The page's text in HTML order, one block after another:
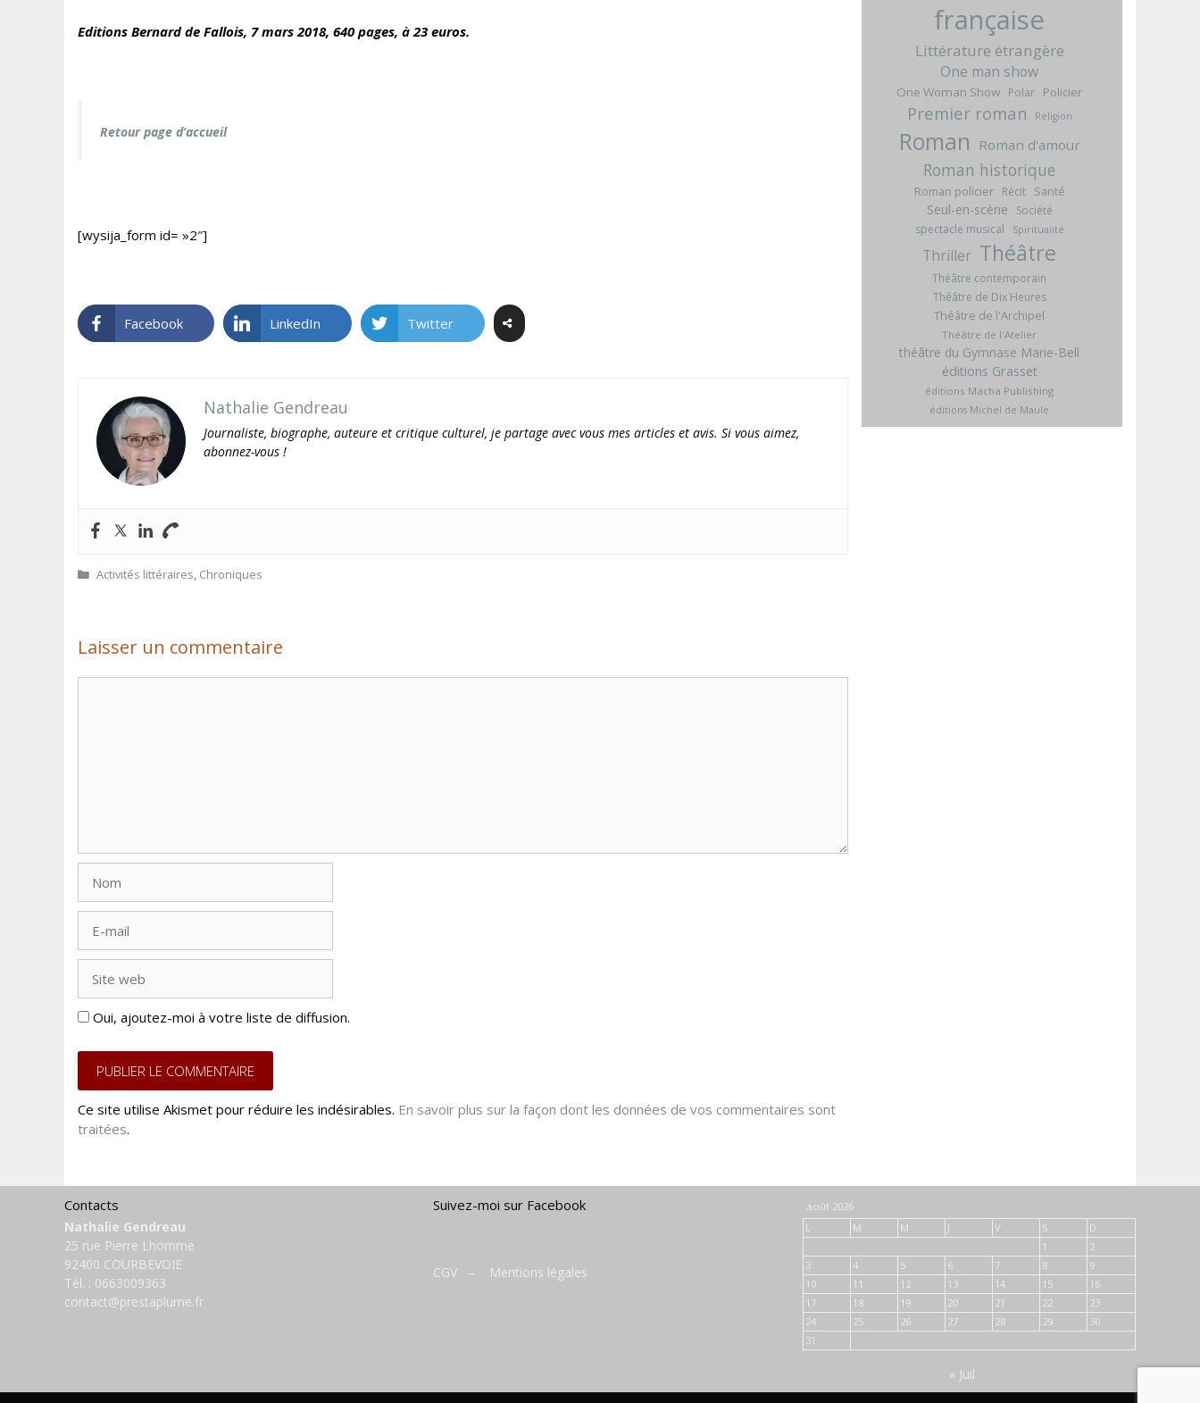
Editions Bernard de Fallois, 7 mars2018, 640 pages, à 23 euros.
Retour page d’accueil
[wysija_form id= »2″]
Facebook LinkedIn Twitter
Nathalie Gendreau
Journaliste, biographe, auteure et critique culturel, je partage avec vous mes articles et avis. Si vous aimez,
abonnez-vous !
Catégories
Activités littéraires, Chroniques
Laisser un commentaire
mail
web
Oui, ajoutez-moi à votre liste de diffusion.
Ce site utilise Akismet pour réduire les indésirables. En savoir plus sur la façon dont les données de vos commentaires sont
traitées.
française
Littérature étrangère
One man show
One Woman Show Polar Policier
Premier roman Religion
Roman Roman d'amour
Roman historique
Roman policier Récit Santé
Seul-en-scène
Société
spectacle musical
Spiritualité
Thriller Théâtre
Théâtre contemporain
Théâtre de Dix Heures
Théâtre de l'Archipel
Théâtre de l'Atelier
théâtre du Gymnase Marie-Bell
éditions Grasset
éditions Macha Publishing
éditions Michel de Maule
Contacts
Nathalie Gendreau
25 rue Pierre Lhomme
92400 COURBEVOIE
Tél. : 0663009363
contact@prestaplume.fr
Suivez-moi sur Facebook
CGV – Mentions légales
août 2026
L
M M J V S
D
1
2
3
4 5 6 7 8
9
10
11 12 13 14 15
16
17
18 19 20 21 22
23
24
25 26 27 28 29
30
31
« Juil